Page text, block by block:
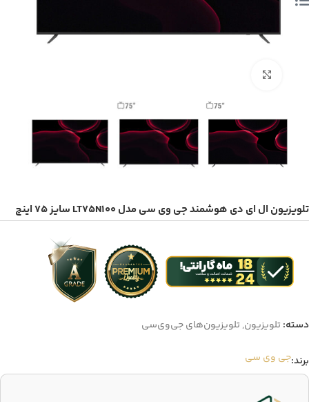
تلویزیون ال ای دی هوشمند جی وی سی مدل LT75N100 سایز 75 اینچ
دسته:تلویزیون,تلویزیون‌های جی‌وی‌سی
برند:جی وی سی